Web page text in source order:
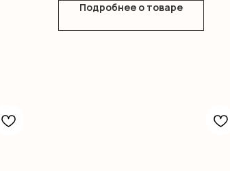
Подробнее о товаре